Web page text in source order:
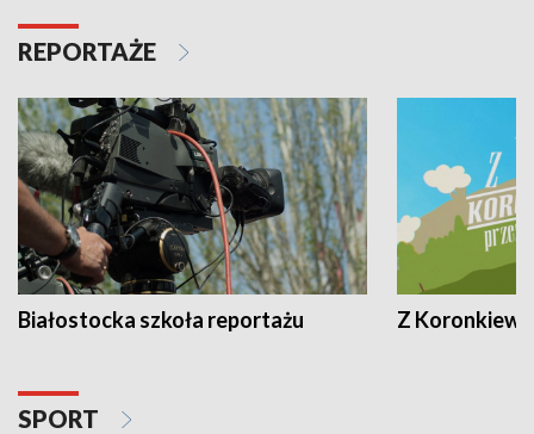
REPORTAŻE
Białostocka szkoła reportażu Z
SPORT